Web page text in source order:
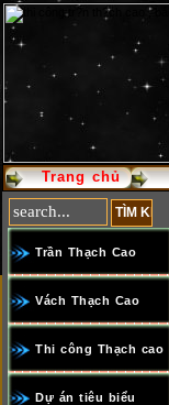
Trang chủ
Trần Thạch Cao
Vách Thạch Cao
Thi công Thạch cao
Dự án tiêu biểu